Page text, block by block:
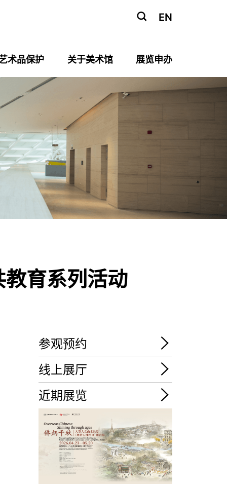
EN
术品保护 关于美术馆 展览申办
育系列活动
参观预约
线上展厅
近期展览